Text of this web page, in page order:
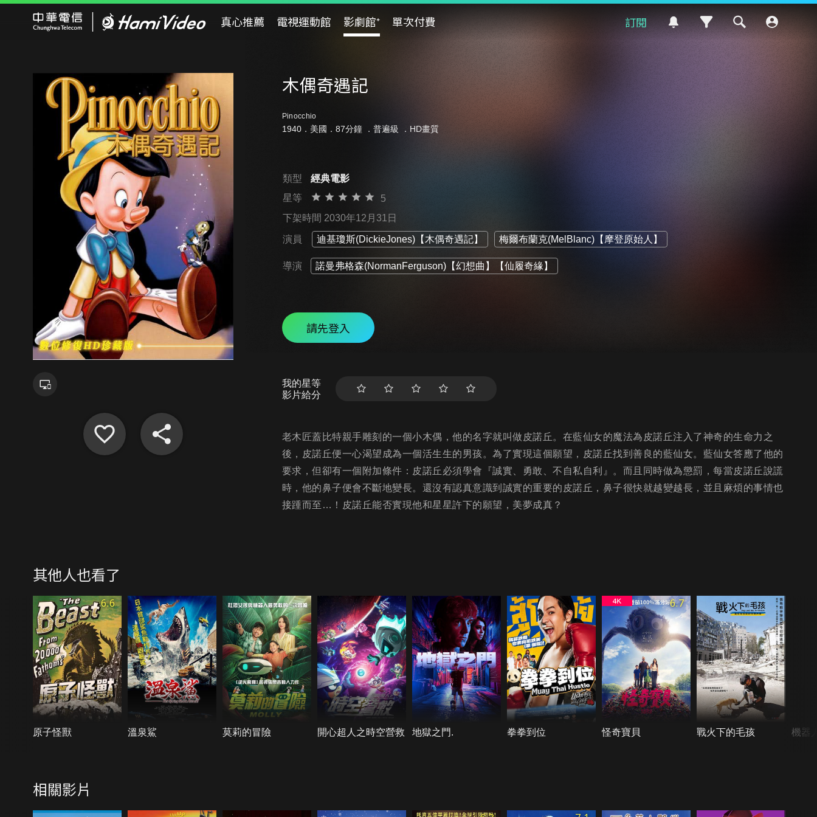
真心推薦 電視運動館 影劇館⁺ 單次付費 訂閱
木偶奇遇記
Pinocchio
1940．美國．87分鐘 ． 普遍級 ．HD畫質
類型
經典電影
星等
5
下架時間 2030年12月31日
演員 迪基瓊斯(DickieJones)【木偶奇遇記】 梅爾布蘭克(MelBlanc)【摩登原始人】
導演 諾曼弗格森(NormanFerguson)【幻想曲】【仙履奇緣】
請先登入
我的星等
影片給分
老木匠蓋比特親手雕刻的一個小木偶，他的名字就叫做皮諾丘。在藍仙女的魔法為皮諾丘注入了神奇的生命力之
後，皮諾丘便一心渴望成為一個活生生的男孩。為了實現這個願望，皮諾丘找到善良的藍仙女。藍仙女答應了他的
要求，但卻有一個附加條件：皮諾丘必須學會『誠實、勇敢、不自私自利』。而且同時做為懲罰，每當皮諾丘說謊
時，他的鼻子便會不斷地變長。還沒有認真意識到誠實的重要的皮諾丘，鼻子很快就越變越長，並且麻煩的事情也
接踵而至…！皮諾丘能否實現他和星星許下的願望，美夢成真？
其他人也看了
6.6
原子怪獸 溫泉鯊 莫莉的冒險 開心超人之時空營救 地獄之門. 拳拳到位
6.7
怪奇寶貝 戰火下的毛孩 機器
相關影片